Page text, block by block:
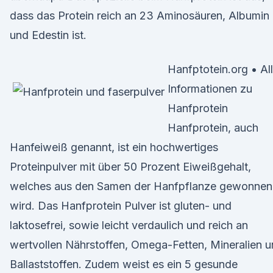
dass das Protein reich an 23 Aminosäuren, Albumin
und Edestin ist.
Hanfptotein.org •
Informationen zu
Hanfprotein
Hanfprotein, auch
Hanfeiweiß genannt, ist ein hochwertiges
Proteinpulver mit über 50 Prozent Eiweißgehalt,
welches aus den Samen der Hanfpflanze gewonnen
wird. Das Hanfprotein Pulver ist gluten- und
laktosefrei, sowie leicht verdaulich und reich an
wertvollen Nährstoffen, Omega-Fetten, Mineralien
Ballaststoffen. Zudem weist es ein 5 gesunde